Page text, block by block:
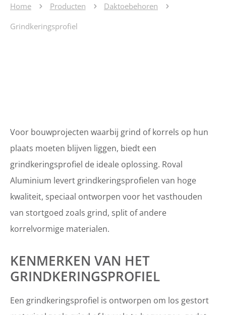
Home Producten Daktoebehoren
Grindkeringsprofiel
Voor bouwprojecten waarbij grind of korrels op hun
plaats moeten blijven liggen, biedt een
grindkeringsprofiel de ideale oplossing. Roval
Aluminium levert grindkeringsprofielen van hoge
kwaliteit, speciaal ontworpen voor het vasthouden
van stortgoed zoals grind, split of andere
korrelvormige materialen.
KENMERKEN VAN HET
GRINDKERINGSPROFIEL
Een grindkeringsprofiel is ontworpen om los gestort